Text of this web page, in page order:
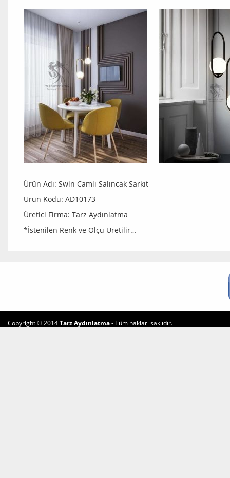
Ürün Adı: Swin Camlı Salıncak Sarkıt
Ürün Kodu: AD10173
Üretici Firma: Tarz Aydınlatma
*İstenilen Renk ve Ölçü Üretilir…
Copyright © 2014Tarz Aydınlatma- Tüm hakları saklıdır.